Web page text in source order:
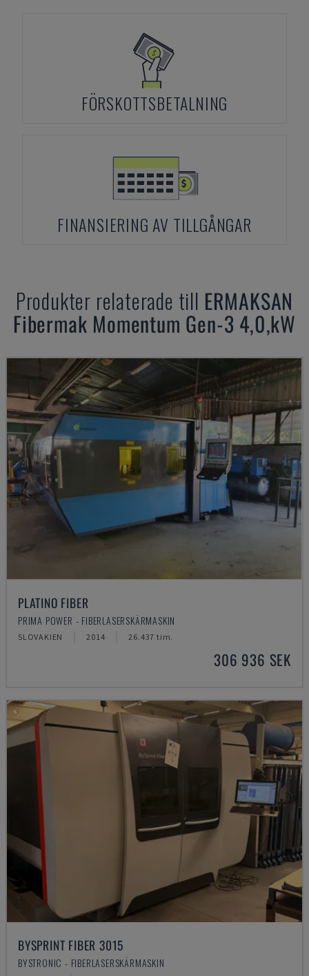
FÖRSKOTTSBETALNING
FINANSIERING AV TILLGÅNGAR
Produkter relaterade till ERMAKSAN
Fibermak Momentum Gen-3 4,0,kW
PLATINO FIBER
PRIMA POWER - FIBERLASERSKÄRMASKIN
SLOVAKIEN 2014 26.437 tim.
306 936 SEK
BYSPRINT FIBER 3015
BYSTRONIC - FIBERLASERSKÄRMASKIN